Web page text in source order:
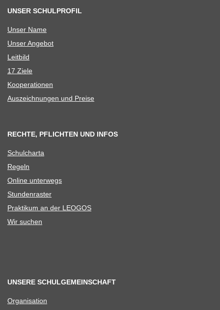
UNSER SCHULPROFIL
Unser Name
Unser Ange­bot
Leit­bild
17 Ziele
Koope­ra­tio­nen
Aus­zeich­nun­gen und Preise
RECHTE, PFLICHTEN UND INFOS
Schul­charta
Regeln
Online unter­wegs
Stun­den­ras­ter
Prak­ti­kum an der LEOGOS
Wir suchen
UNSERE SCHULGEMEINSCHAFT
Orga­ni­sa­tion